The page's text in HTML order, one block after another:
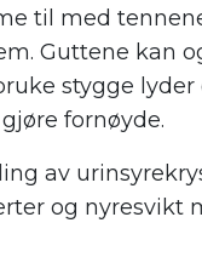
til med
Guttene kan
stygge lyder
fornøyde.
av
og nyresvikt